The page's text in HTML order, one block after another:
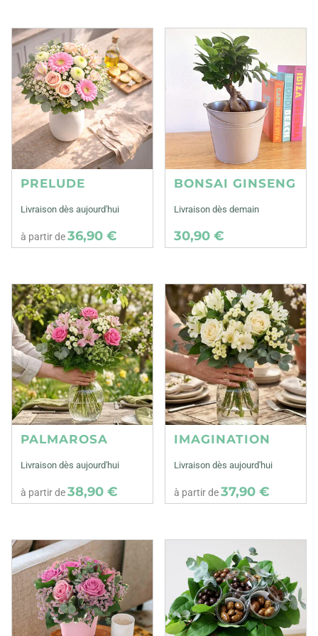
PRELUDE
Livraison dès aujourd'hui
à partir de36,90 €
BONSAI GINSENG
Livraison dès demain
30,90 €
PALMAROSA
Livraison dès aujourd'hui
à partir de38,90 €
IMAGINATION
Livraison dès aujourd'hui
à partir de37,90 €